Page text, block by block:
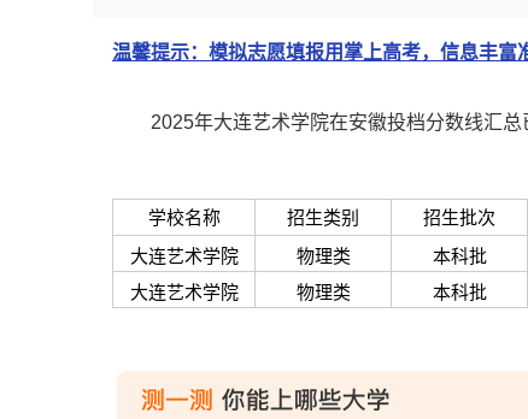
温馨提示：模拟志愿填报用掌上高考，信息丰富
2025年大连艺术学院在安徽投档分数线汇总
学校名称 招生类别 招生批次
大连艺术学院
物理类 本科批
大连艺术学院
物理类 本科批